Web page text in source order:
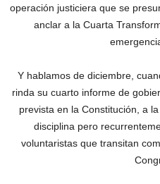
operación justiciera que se
anclar a la Cuarta
Y hablamos de diciembre,
rinda su cuarto informe de
prevista en la Constitución, a
disciplina pero
voluntaristas que transitan